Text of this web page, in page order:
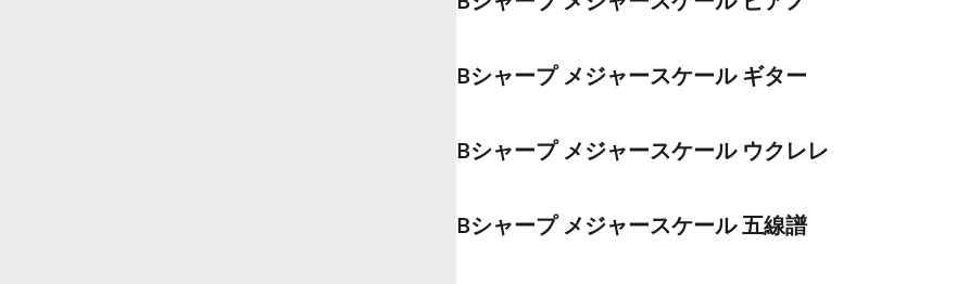
Bシャープ メジャースケール ギター
Bシャープ メジャースケール ウクレレ
Bシャープ メジャースケール 五線譜